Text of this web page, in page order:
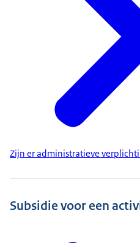
Zijn er administratieve
Subsidie voor een